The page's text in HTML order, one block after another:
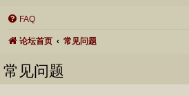
FAQ
论坛首页 常见问题
常见问题